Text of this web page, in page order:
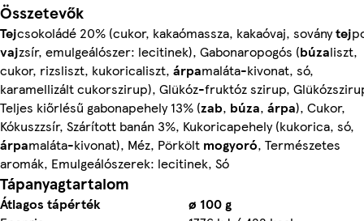
Összetevők
Tejcsokoládé 20% (cukor, kakaómassza, kakaóvaj, soványtej
vajzsír, emulgeálószer: lecitinek), Gabonaropogós (búzaliszt,
cukor, rizsliszt, kukoricaliszt, árpamaláta-kivonat, só,
karamellizált cukorszirup), Glükóz-fruktóz szirup,
Teljes kiőrlésű gabonapehely 13% (zab, búza, árpa), Cukor,
Kókuszzsír, Szárított banán 3%, Kukoricapehely (kukorica, só,
árpamaláta-kivonat), Méz, Pörkölt mogyoró, Természetes
aromák, Emulgeálószerek: lecitinek, Só
Tápanyagtartalom
Átlagos tápérték
ø 100 g